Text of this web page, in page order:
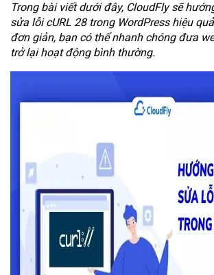
Trong bài viết dưới đây, CloudFly sẽ
sửa lỗi cURL 28 trong WordPress hiệu
đơn giản, bạn có thể nhanh chóng đưa
trở lại hoạt động bình thường.